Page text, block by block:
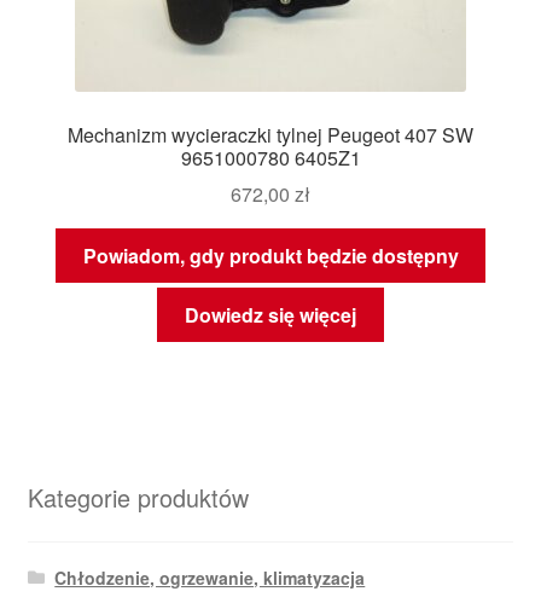
Mechanizm wycieraczki tylnej Peugeot 407 SW
9651000780 6405Z1
672,00 zł
Powiadom, gdy produkt będzie dostępny
Dowiedz się więcej
Kategorie produktów
Chłodzenie, ogrzewanie, klimatyzacja